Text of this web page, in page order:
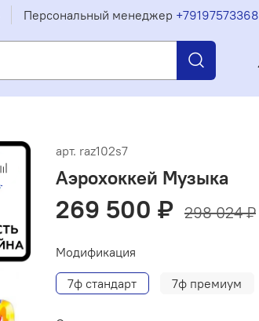
Персональный менеджер +79197573368
арт. raz102s7
Аэрохоккей Музыка
269 500 ₽ 298 024 ₽
Модификация
7ф стандарт
7ф премиум